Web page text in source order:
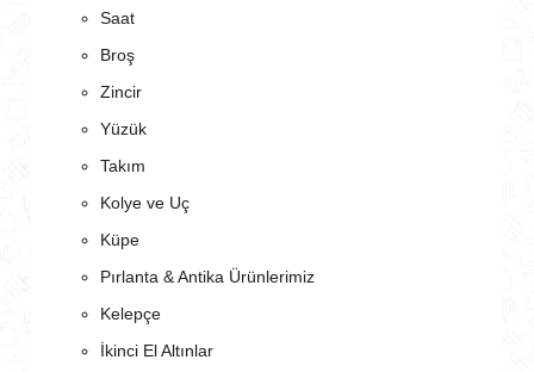
Saat
Broş
Zincir
Yüzük
Takım
Kolye ve Uç
Küpe
Pırlanta & Antika Ürünlerimiz
Kelepçe
İkinci El Altınlar